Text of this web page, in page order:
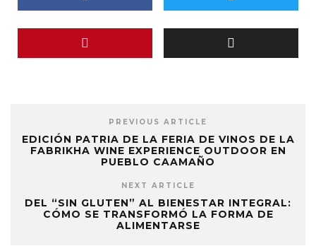
PREVIOUS ARTICLE
EDICIÓN PATRIA DE LA FERIA DE VINOS DE LA
FABRIKHA WINE EXPERIENCE OUTDOOR EN
PUEBLO CAAMAÑO
NEXT ARTICLE
DEL “SIN GLUTEN” AL BIENESTAR INTEGRAL:
CÓMO SE TRANSFORMÓ LA FORMA DE
ALIMENTARSE